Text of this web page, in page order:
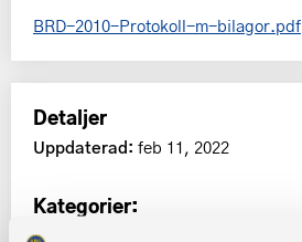
BRD-2010-Protokoll-m-bilagor.pdf
Detaljer
Uppdaterad: feb 11, 2022
Kategorier: